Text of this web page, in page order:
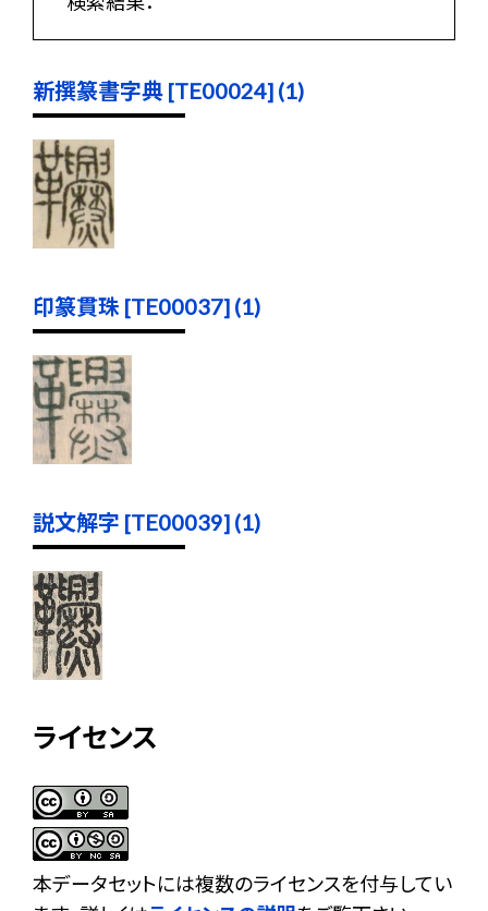
新撰篆書字典 [TE00024] (1)
印篆貫珠 [TE00037] (1)
説文解字 [TE00039] (1)
ライセンス
本データセットには複数のライセンスを付与してい